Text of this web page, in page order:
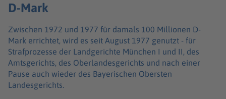
D-Mark
Zwischen 1972 und 1977 für damals 100 Millionen D-
Mark errichtet, wird es seit August 1977 genutzt - für
Strafprozesse der Landgerichte München I und II, des
Amtsgerichts, des Oberlandesgerichts und nach einer
Pause auch wieder des Bayerischen Obersten
Landesgerichts.